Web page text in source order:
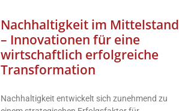
Nachhaltigkeit im Mittelstand
– Innovationen für eine
wirtschaftlich erfolgreiche
Transformation
Nachhaltigkeit entwickelt sich zunehmend zu